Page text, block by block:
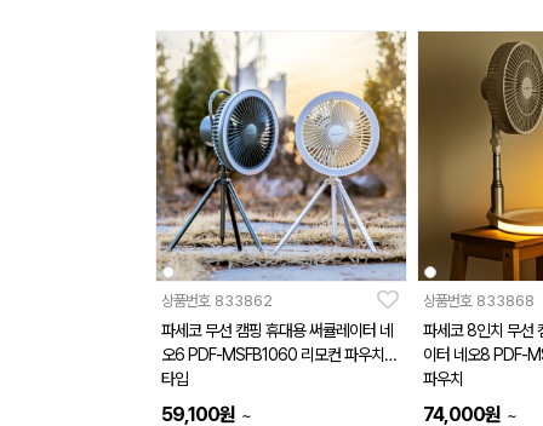
상품번호 833862
파세코 무선 캠핑 휴대용 써큘레이터 네
오6 PDF-MSFB1060 리모컨 파우치 C
타입
59,100원 ~
상품번호 833868
파세코 8인치 무선
이터 네오8 PDF-
파우치
74,000원 ~